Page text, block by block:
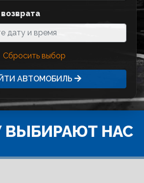
Сбросить выбор
АВТОМОБИЛЬ
ВЫБИРАЮТ НАС